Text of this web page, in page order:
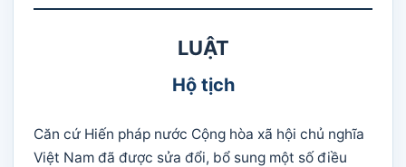
LUẬT
Hộ tịch
Căn cứ Hiến pháp nước Cộng hòa xã hội chủ nghĩa
Việt Nam đã được sửa đổi, bổ sung một số điều